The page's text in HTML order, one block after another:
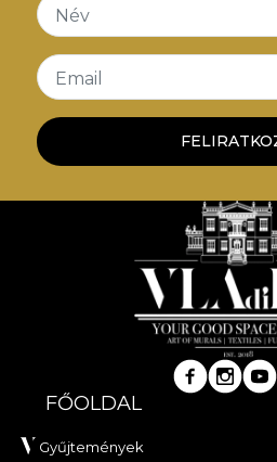
Név
Email
FŐOLDAL
Gyűjtemények